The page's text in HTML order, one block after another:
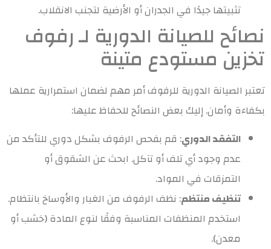
تثبيتها جيدًا في الجدران أو الأرضية لتجنب الانقلاب.
نصائح للصيانة الدورية لـ رفوف
تخزين مستودع متينة
تعتبر الصيانة الدورية للرفوف أمر مهم لضمان استمرارية عملها
بكفاءة وأمان. إليك بعض النصائح للحفاظ عليها:
التفقد الدوري: قم بفحص الرفوف بشكل دوري للتأكد من
عدم وجود أي تلف أو تآكل. ابحث عن الشقوق أو
التمزقات في المواد.
تنظيف منتظم: نظف الرفوف من الغبار والأوساخ بانتظام.
استخدم المنظفات المناسبة وفقًا لنوع المادة (خشب أو
معدن).